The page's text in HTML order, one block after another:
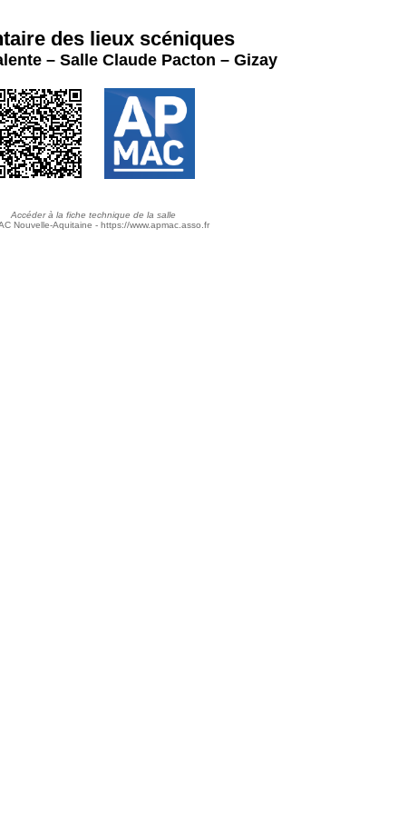
des lieux scéniques
– Salle Claude Pacton – Gizay
Accéder à la fiche technique de la salle
Nouvelle-Aquitaine - https://www.apmac.asso.fr